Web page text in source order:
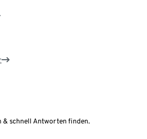
& schnell Antworten finden.